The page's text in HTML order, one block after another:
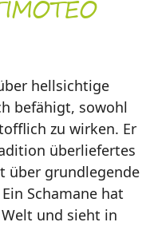
hellsichtige
befähigt, sowohl
zu wirken. Er
überliefertes
über grundlegende
Schamane hat
und sieht in